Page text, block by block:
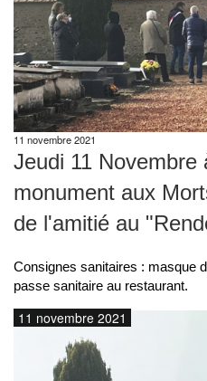
11 novembre 2021
Jeudi 11 Novembre
monument aux
de l'amitié au
Consignes sanitaires : masque
passe sanitaire au restaurant.
11 novembre 2021